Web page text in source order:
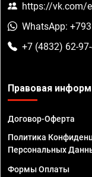
https://vk.com/
WhatsApp:
+7 (4832) 62-
Правовая
Договор-Оферта
Политика
Персональных
Формы Оплаты